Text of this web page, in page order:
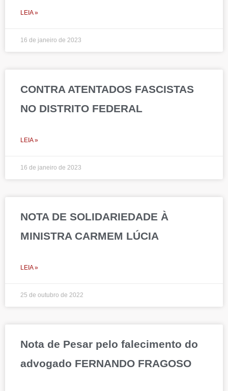
LEIA »
16 de janeiro de 2023
CONTRA ATENTADOS FASCISTAS
NO DISTRITO FEDERAL
LEIA »
16 de janeiro de 2023
NOTA DE SOLIDARIEDADE À
MINISTRA CARMEM LÚCIA
LEIA »
25 de outubro de 2022
Nota de Pesar pelo falecimento do
advogado FERNANDO FRAGOSO